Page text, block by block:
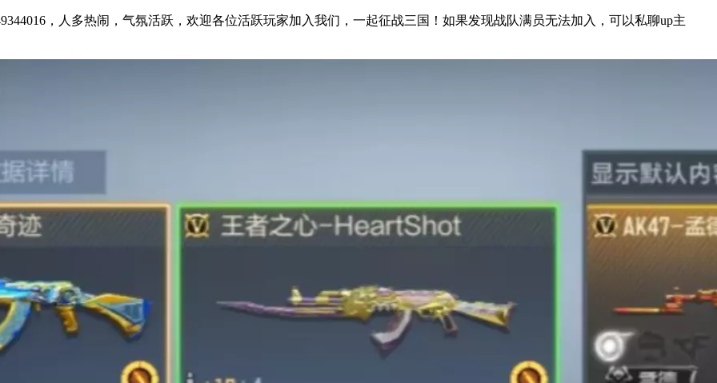
，人多热闹，气氛活跃，欢迎各位活跃玩家加入我们，一起征战三国！如果发现战队满员无法加入，可以私聊up主